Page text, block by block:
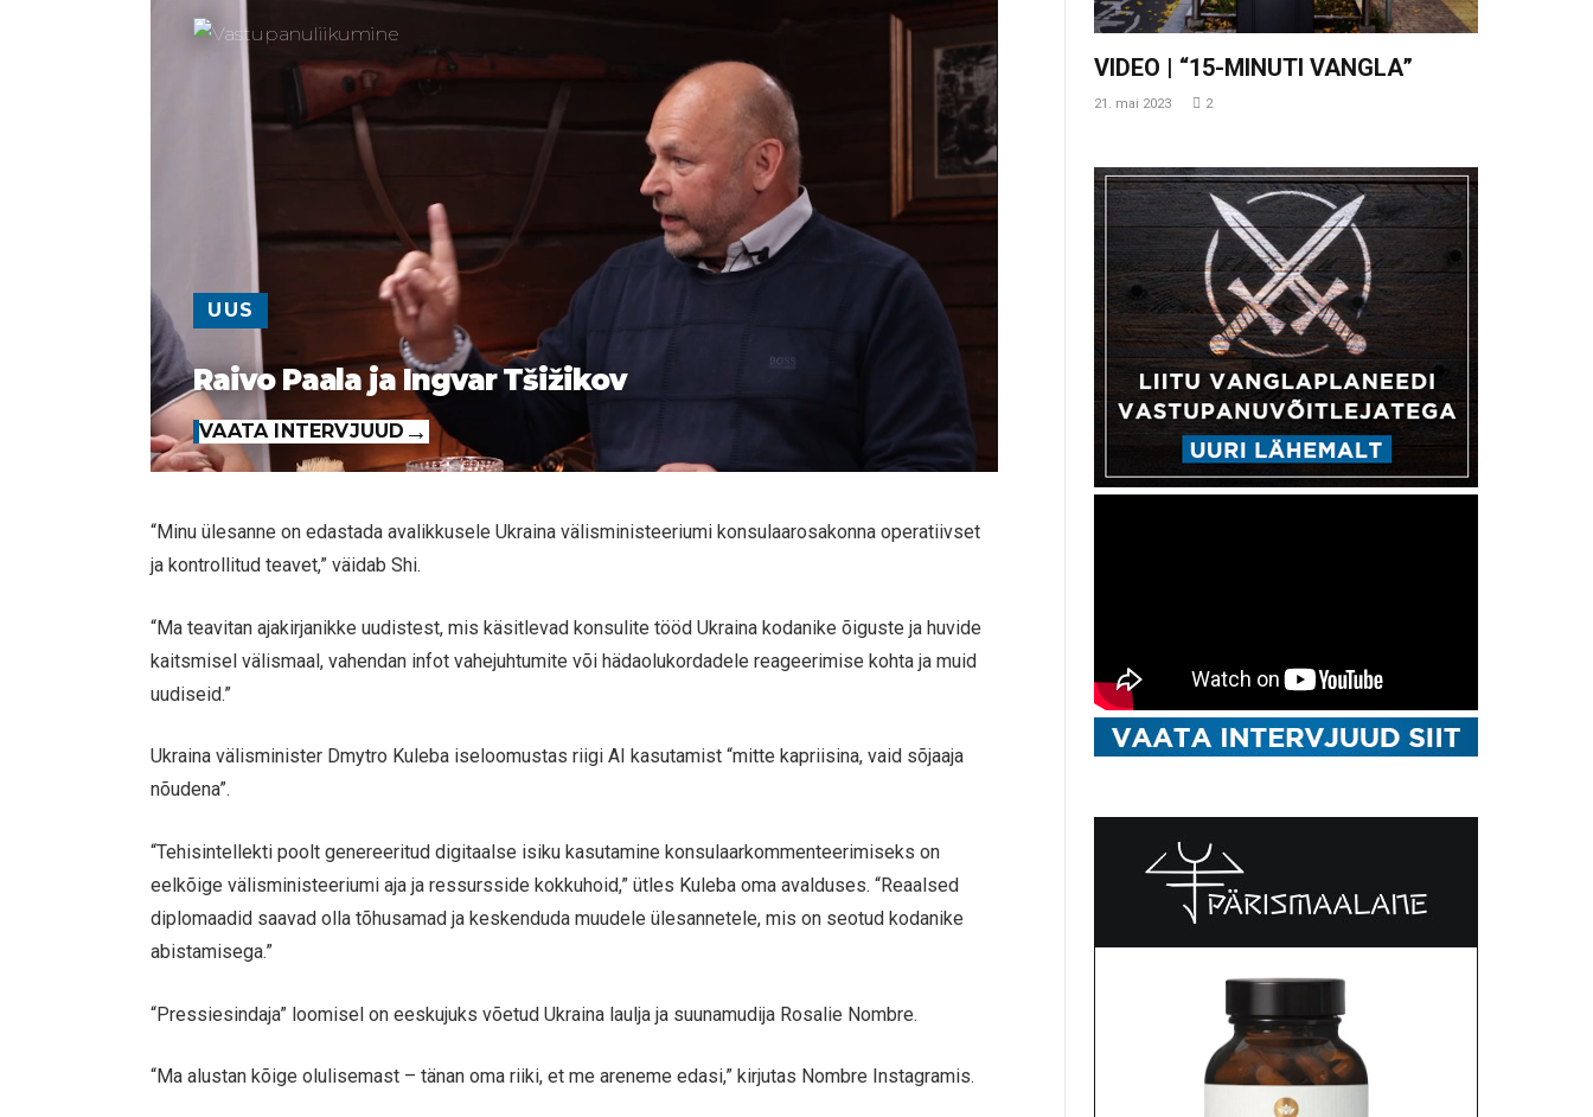
UUS
Raivo Paala ja Ingvar Tšižikov
VAATA INTERVJUUD
“Minu ülesanne on edastada avalikkusele Ukraina välisministeeriumi konsulaarosakonna operatiivset
ja kontrollitud teavet,” väidab Shi.
“Ma teavitan ajakirjanikke uudistest, mis käsitlevad konsulite tööd Ukraina kodanike õiguste ja huvide
kaitsmisel välismaal, vahendan infot vahejuhtumite või hädaolukordadele reageerimise kohta ja muid
uudiseid.”
Ukraina välisminister Dmytro Kuleba iseloomustas riigi AI kasutamist “mitte kapriisina, vaid sõjaaja
nõudena”.
“Tehisintellekti poolt genereeritud digitaalse isiku kasutamine konsulaarkommenteerimiseks on
eelkõige välisministeeriumi aja ja ressursside kokkuhoid,” ütles Kuleba oma avalduses. “Reaalsed
diplomaadid saavad olla tõhusamad ja keskenduda muudele ülesannetele, mis on seotud kodanike
abistamisega.”
“Pressiesindaja” loomisel on eeskujuks võetud Ukraina laulja ja suunamudija Rosalie Nombre.
“Ma alustan kõige olulisemast – tänan oma riiki, et me areneme edasi,” kirjutas Nombre Instagramis.
VIDEO | “15-MINUTI VANGLA”
21. mai 2023 2